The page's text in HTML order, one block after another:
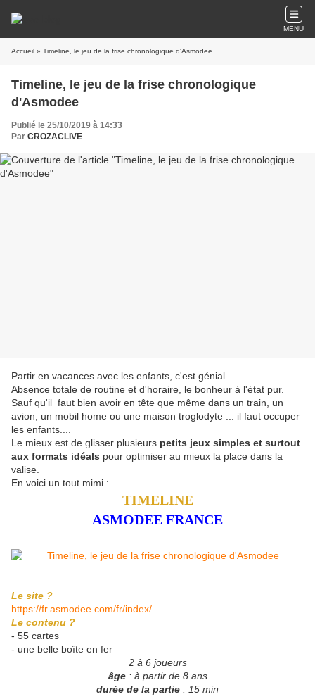
MENU
Accueil » Timeline, le jeu de la frise chronologique d'Asmodee
Timeline, le jeu de la frise chronologique
d'Asmodee
Publié le 25/10/2019 à 14:33
Par CROZACLIVE
Partir en vacances avec les enfants, c'est génial...
Absence totale de routine et d'horaire, le bonheur à l'état pur.
Sauf qu'il faut bien avoir en tête que même dans un train, un
avion, un mobil home ou une maison troglodyte ... il faut occuper
les enfants....
Le mieux est de glisser plusieurs petits jeux simples et surtout
aux formats idéals pour optimiser au mieux la place dans la
valise.
En voici un tout mimi :
TIMELINE
ASMODEE FRANCE
Le site ?
https://fr.asmodee.com/fr/index/
Le contenu ?
- 55 cartes
- une belle boîte en fer
2 à 6 joueurs
âge: à partir de 8 ans
durée de la partie : 15 min